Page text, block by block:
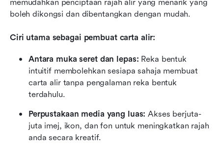
memudahkan penciptaan rajah alir yang menarik yang
boleh dikongsi dan dibentangkan dengan mudah.
Ciri utama sebagai pembuat carta alir:
Antara muka seret dan lepas: Reka bentuk
intuitif membolehkan sesiapa sahaja membuat
carta alir tanpa pengalaman reka bentuk
terdahulu.
Perpustakaan media yang luas: Akses berjuta-
juta imej, ikon, dan fon untuk meningkatkan rajah
anda secara kreatif.